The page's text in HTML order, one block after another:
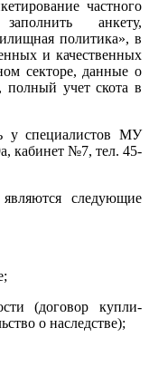
частного
анкету,
политика», в
и качественных
секторе, данные о
полный учет скота в
у специалистов МУ
кабинет №7, тел. 45-
следующие
(договор купли-
о наследстве);